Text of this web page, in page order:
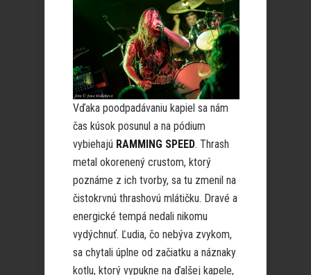
Vďaka poodpadávaniu kapiel sa nám
čas kúsok posunul a na pódium
vybiehajú RAMMING SPEED. Thrash
metal okorenený crustom, ktorý
poznáme z ich tvorby, sa tu zmenil na
čistokrvnú thrashovú mlátičku. Dravé a
energické tempá nedali nikomu
vydýchnuť. Ľudia, čo nebýva zvykom,
sa chytali úplne od začiatku a náznaky
kotlu, ktorý vypukne na ďalšej kapele,